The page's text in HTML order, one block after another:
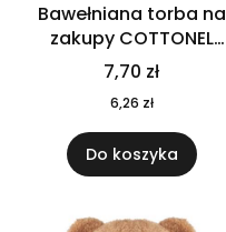
Bawełniana torba na
zakupy COTTONEL
COLOUR++ MO9846-11
7,70 zł
6,26 zł
Do koszyka